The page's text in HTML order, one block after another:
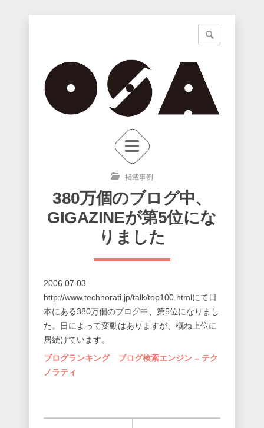
掲載事例
380万個のブログ中、
GIGAZINEが第5位にな
りました
2006.07.03
http://www.technorati.jp/talk/top100.htmlにて日
本にある380万個のブログ中、第5位になりまし
た。日によって変動はありますが、概ね上位に
居続けています。
ブログランキング ブログ検索エンジン – テク
ノラティ